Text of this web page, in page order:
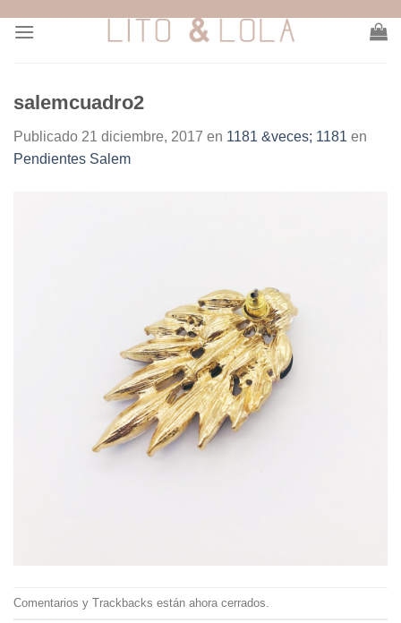
salemcuadro2
Publicado 21 diciembre, 2017 en 1181 &veces; 1181 en
Pendientes Salem
Comentarios y Trackbacks están ahora cerrados.